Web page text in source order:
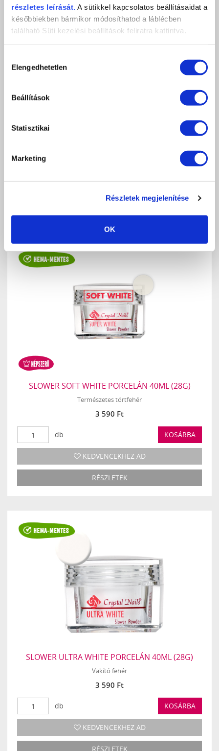
részletes leírását. A sütikkel kapcsolatos beállításaidat a
későbbiekben bármikor módosíthatod a láblécben
található Süti kezelési beállítások feliratra kattintva.
kiválasztása
Elengedhetetlen
Beállítások
Statisztikai
Marketing
Részletek megjelenítése
OK
KOSÁRBA
KEDVENCEKHEZ AD
SLOWER SOFT WHITE PORCELÁN 40ML (28G)
Természetes törtfehér
3 590 Ft
db KOSÁRBA
KEDVENCEKHEZ AD
RÉSZLETEK
SLOWER ULTRA WHITE PORCELÁN 40ML (28G)
Vakító fehér
3 590 Ft
db KOSÁRBA
KEDVENCEKHEZ AD
RÉSZLETEK